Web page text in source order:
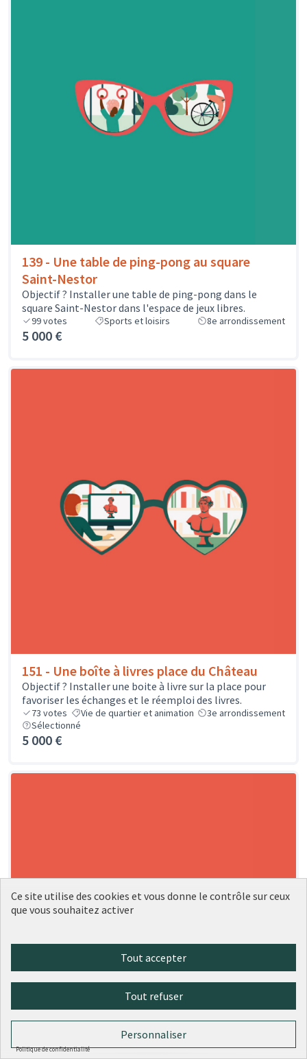
139 - Une table de ping-pong au square
Saint-Nestor
Objectif ? Installer une table de ping-pong dans le
square Saint-Nestor dans l'espace de jeux libres.
99votes Sports et loisirs 8e arrondissement
5 000 €
151 - Une boîte à livres place du Château
Objectif ? Installer une boite à livre sur la place pour
favoriser les échanges et le réemploi des livres.
73 votes Vie de quartier et animation
3e arrondissement
Sélectionné
5 000 €
Ce site utilise des cookies et vous donne le contrôle sur ceux
que vous souhaitez activer
Tout accepter
Tout refuser
Personnaliser
Politique de confidentialité